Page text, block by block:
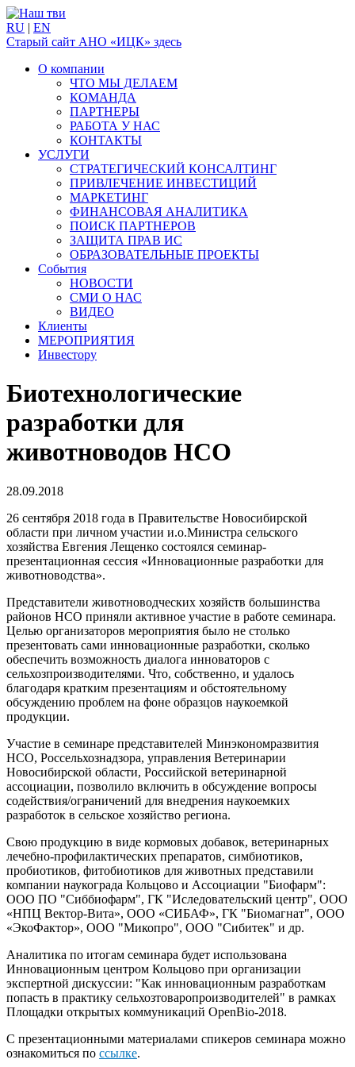
RU | EN
Старый сайт АНО «ИЦК» здесь
О компании
ЧТО МЫ ДЕЛАЕМ
КОМАНДА
ПАРТНЕРЫ
РАБОТА У НАС
КОНТАКТЫ
УСЛУГИ
СТРАТЕГИЧЕСКИЙ КОНСАЛТИНГ
ПРИВЛЕЧЕНИЕ ИНВЕСТИЦИЙ
МАРКЕТИНГ
ФИНАНСОВАЯ АНАЛИТИКА
ПОИСК ПАРТНЕРОВ
ЗАЩИТА ПРАВ ИС
ОБРАЗОВАТЕЛЬНЫЕ ПРОЕКТЫ
События
НОВОСТИ
СМИ О НАС
ВИДЕО
Клиенты
МЕРОПРИЯТИЯ
Инвестору
Биотехнологические
разработки для
животноводов НСО
28.09.2018
26 сентября 2018 года в Правительстве Новосибирской
области при личном участии и.о.Министра сельского
хозяйства Евгения Лещенко состоялся семинар-
презентационная сессия «Инновационные разработки для
животноводства».
Представители животноводческих хозяйств большинства
районов НСО приняли активное участие в работе семинара.
Целью организаторов мероприятия было не столько
презентовать сами инновационные разработки, сколько
обеспечить возможность диалога инноваторов с
сельхозпроизводителями. Что, собственно, и удалось
благодаря кратким презентациям и обстоятельному
обсуждению проблем на фоне образцов наукоемкой
продукции.
Участие в семинаре представителей Минэкономразвития
НСО, Россельхознадзора, управления Ветеринарии
Новосибирской области, Российской ветеринарной
ассоциации, позволило включить в обсуждение вопросы
содействия/ограничений для внедрения наукоемких
разработок в сельское хозяйство региона.
Свою продукцию в виде кормовых добавок, ветеринарных
лечебно-профилактических препаратов, симбиотиков,
пробиотиков, фитобиотиков для животных представили
компании наукограда Кольцово и Ассоциации "Биофарм":
ООО ПО "Сиббиофарм", ГК "Иследовательский центр", ООО
«НПЦ Вектор-Вита», ООО «СИБАФ», ГК "Биомагнат", ООО
«ЭкоФактор», ООО "Микопро", ООО "Сибитек" и др.
Аналитика по итогам семинара будет использована
Инновационным центром Кольцово при организации
экспертной дискуссии: "Как инновационным разработкам
попасть в практику сельхозтоваропроизводителей" в рамках
Площадки открытых коммуникаций OpenBio-2018.
С презентационными материалами спикеров семинара можно
ознакомиться по ссылке.